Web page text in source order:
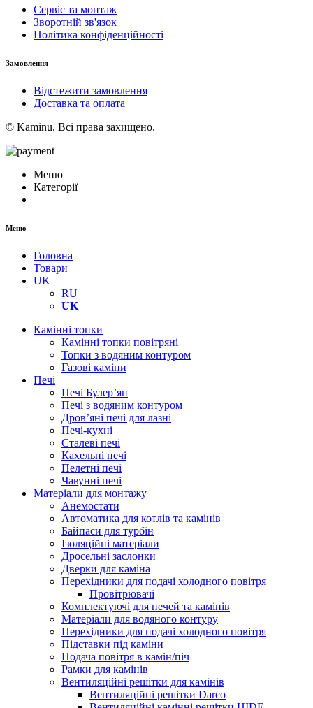
Сервіс та монтаж
Зворотній зв'язок
Політика конфіденційності
Замовлення
Відстежити замовлення
Доставка та оплата
© Kaminu. Всі права захищено.
Меню
Категорії
Меню
Головна
Товари
UK
RU
UK
Камінні топки
Камінні топки повітряні
Топки з водяним контуром
Газові каміни
Печі
Печі Булер’ян
Печі з водяним контуром
Дров’яні печі для лазні
Печі-кухні
Сталеві печі
Кахельні печі
Пелетні печі
Чавунні печі
Матеріали для монтажу
Анемостати
Автоматика для котлів та камінів
Байпаси для турбін
Ізоляційні матеріали
Дросельні заслонки
Дверки для каміна
Перехідники для подачі холодного повітря
Провітрювачі
Комплектуючі для печей та камінів
Матеріали для водяного контуру
Перехідники для подачі холодного повітря
Підставки під каміни
Подача повітря в камін/піч
Рамки для камінів
Вентиляційні решітки для камінів
Вентиляційні решітки Darco